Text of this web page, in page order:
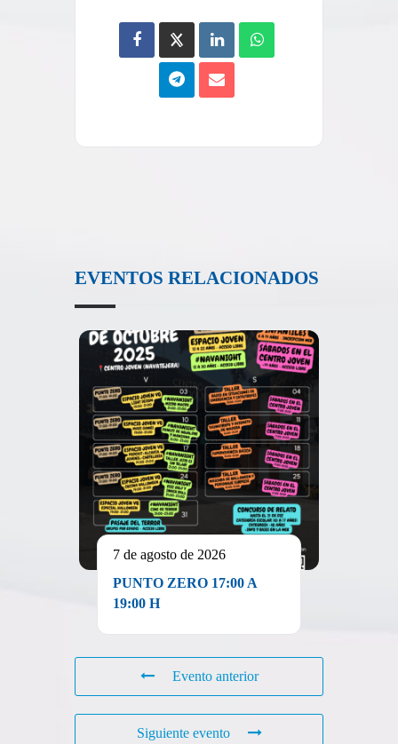
EVENTOS RELACIONADOS
7 de agosto de 2026
PUNTO ZERO 17:00 A
19:00 H
Evento anterior
Siguiente evento